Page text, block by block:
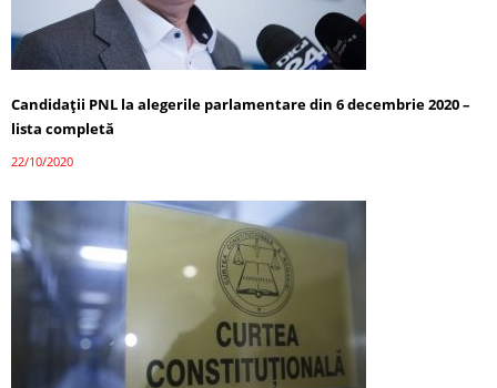
Candidații PNL la alegerile parlamentare din 6 decembrie 2020 –
lista completă
22/10/2020